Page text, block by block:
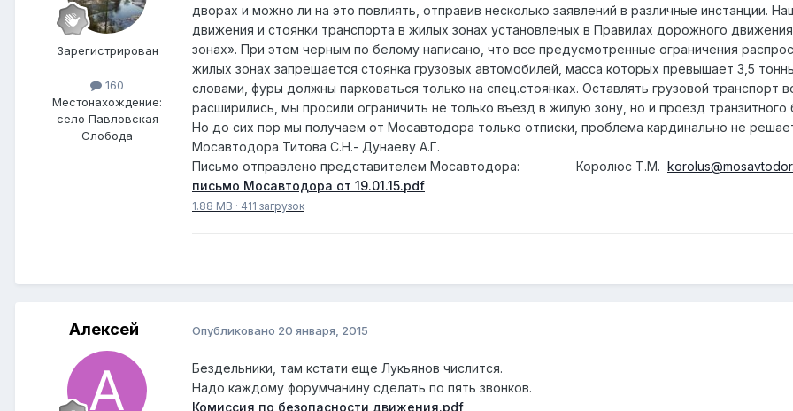
Зарегистрирован
160
Местонахождение:
село Павловская
Слобода
дворах и можно ли на это повлиять, отправив несколько заявлений в различные инстанции.
движения и стоянки транспорта в жилых зонах установленых в Правилах дорожного
зонах». При этом черным по белому написано, что все предусмотренные ограничения
жилых зонах запрещается стоянка грузовых автомобилей, масса которых превышает 3,5
словами, фуры должны парковаться только на спец.стоянках. Оставлять грузовой
расширились, мы просили ограничить не только въезд в жилую зону, но и проезд транзитного
Но до сих пор мы получаем от Мосавтодора только отписки, проблема кардинально не
Мосавтодора Титова С.Н.- Дунаеву А.Г.
Письмо отправлено представителем Мосавтодора: Королюс Т.М.
письмо Мосавтодора от 19.01.15.pdf
1.88 MB · 411 загрузок
Алексей Опубликовано 20 января, 2015
Бездельники, там кстати еще Лукьянов числится.
Надо каждому форумчанину сделать по пять звонков.
Комиссия по безопасности движения.pdf